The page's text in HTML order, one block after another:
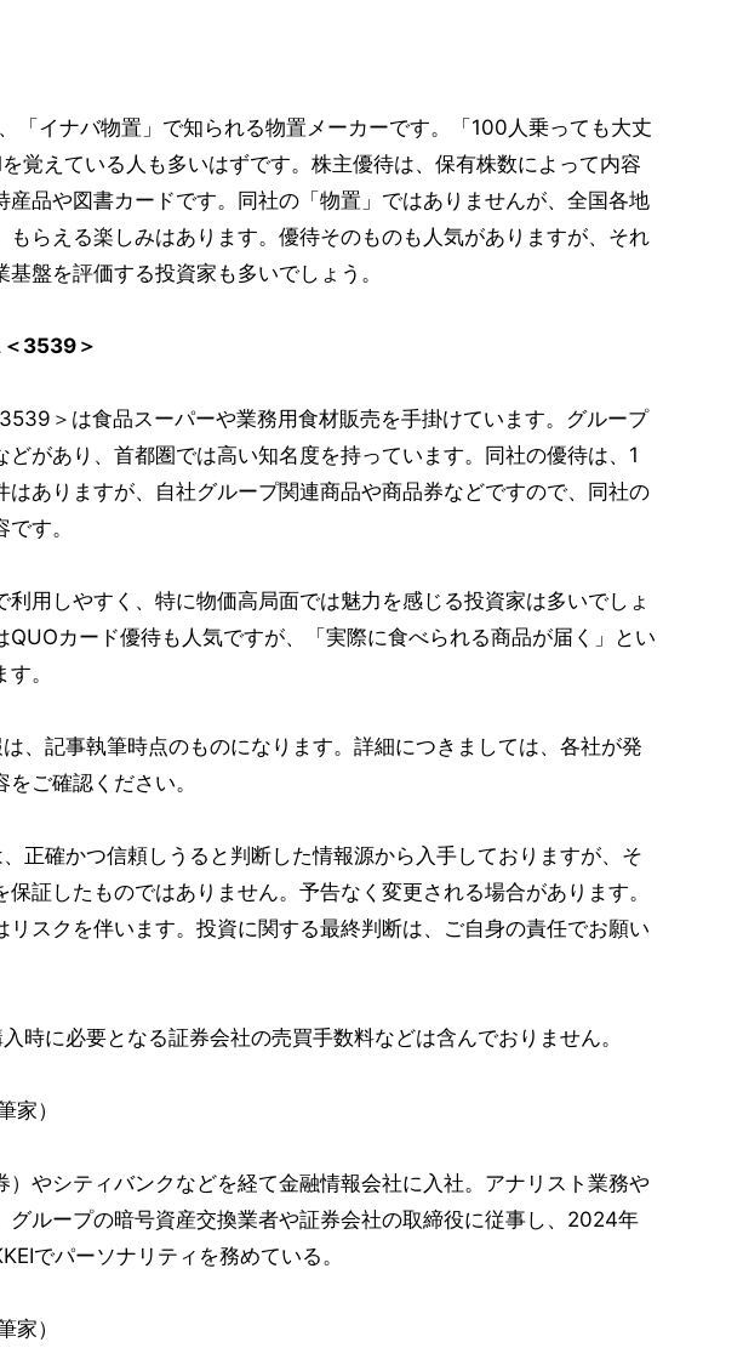
「イナバ物置」で知られる物置メーカーです。「100人乗っても大丈
覚えている人も多いはずです。株主優待は、保有株数によって内容
産品や図書カードです。同社の「物置」ではありませんが、全国各地
もらえる楽しみはあります。優待そのものも人気がありますが、それ
盤を評価する投資家も多いでしょう。
3539＞
＞は食品スーパーや業務用食材販売を手掛けています。グループ
どがあり、首都圏では高い知名度を持っています。同社の優待は、1
はありますが、自社グループ関連商品や商品券などですので、同社の
す。
利用しやすく、特に物価高局面では魅力を感じる投資家は多いでしょ
QUOカード優待も人気ですが、「実際に食べられる商品が届く」とい
。
、記事執筆時点のものになります。詳細につきましては、各社が発
ご確認ください。
正確かつ信頼しうると判断した情報源から入手しておりますが、そ
証したものではありません。予告なく変更される場合があります。
リスクを伴います。投資に関する最終判断は、ご自身の責任でお願い
時に必要となる証券会社の売買手数料などは含んでおりません。
家）
）やシティバンクなどを経て金融情報会社に入社。アナリスト業務や
グループの暗号資産交換業者や証券会社の取締役に従事し、2024年
でパーソナリティを務めている。
家）